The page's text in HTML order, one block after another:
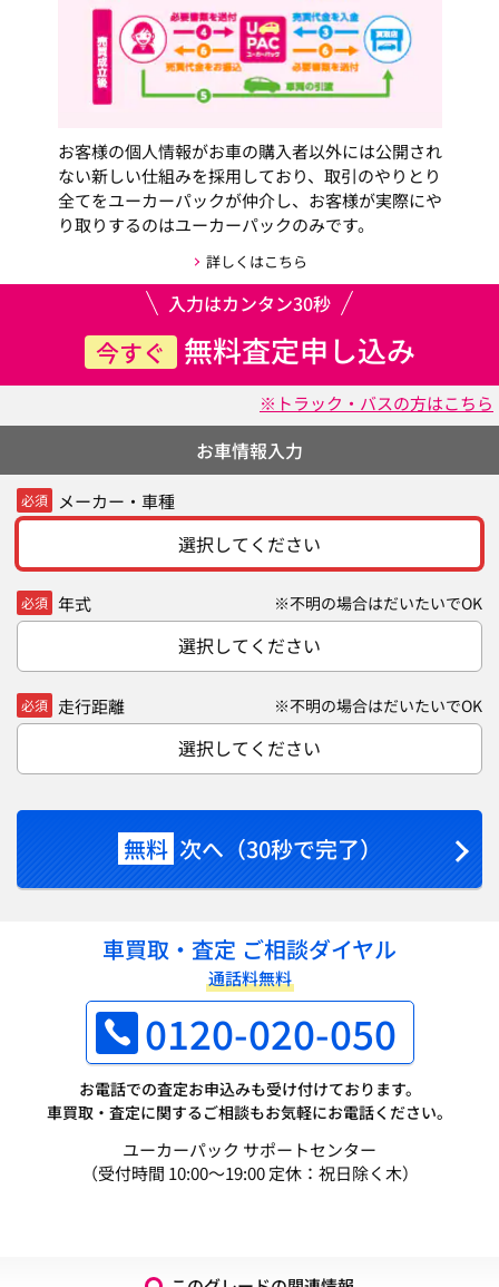
お客様の個人情報がお車の購入者以外には公開され
ない新しい仕組みを採用しており、取引のやりとり
全てをユーカーパックが仲介し、お客様が実際にや
り取りするのはユーカーパックのみです。
詳しくはこちら
入力はカンタン30秒
今すぐ 無料査定申し込み
※トラック・バスの方はこちら
お車情報入力
必須 メーカー・車種
選択してください
必須 年式 ※不明の場合はだいたいでOK
選択してください
必須 走行距離 ※不明の場合はだいたいでOK
選択してください
無料 次へ（30秒で完了）
車買取・査定 ご相談ダイヤル
通話料無料
0120-020-050
お電話での査定お申込みも受け付けております。
車買取・査定に関するご相談もお気軽にお電話ください。
ユーカーパック サポートセンター
（受付時間 10:00～19:00 定休：祝日除く木）